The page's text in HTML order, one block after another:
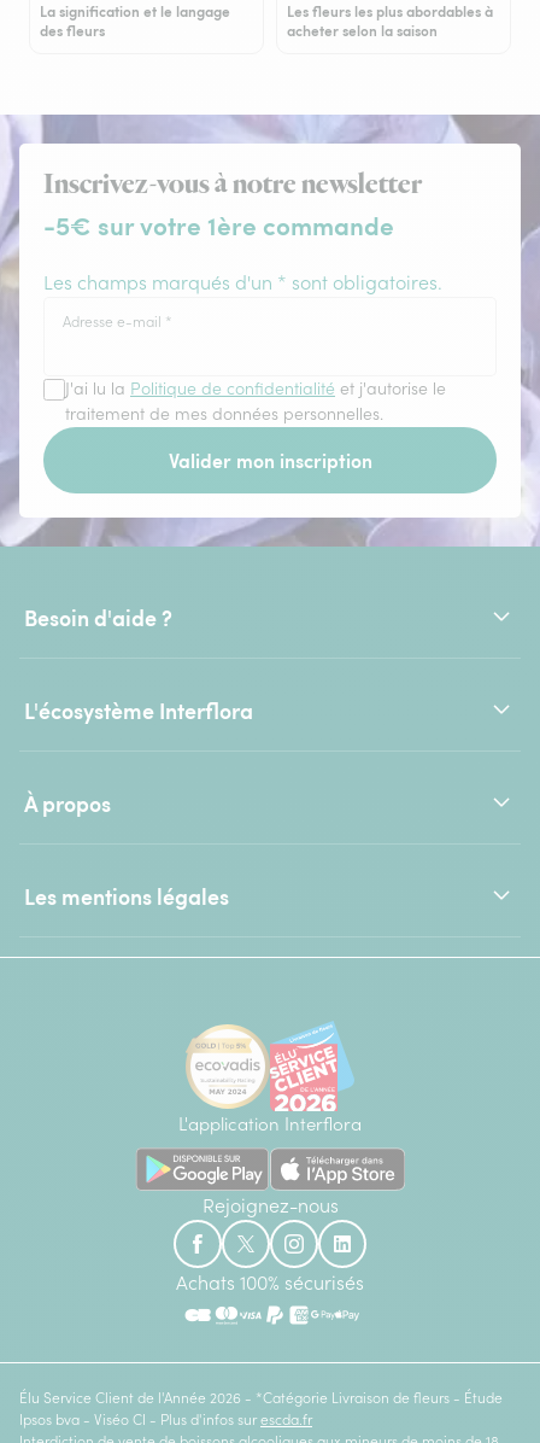
La signification et le langage
des fleurs
Les fleurs les plus abordables à
acheter selon la saison
Inscrivez-vous à notre newsletter
-5€ sur votre 1ère commande
Les champs marqués d'un * sont obligatoires.
Adresse e-mail *
J'ai lu la Politique de confidentialité et j'autorise le
traitement de mes données personnelles.
Valider mon inscription
Besoin d'aide ?
L'écosystème Interflora
À propos
Les mentions légales
L'application Interflora
Rejoignez-nous
Achats 100% sécurisés
Élu Service Client de l'Année 2026 - *Catégorie Livraison de fleurs - Étude
Ipsos bva - Viséo CI - Plus d'infos sur escda.fr